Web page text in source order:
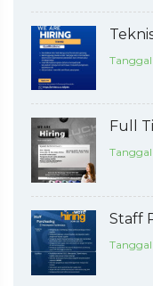
Full
Staff